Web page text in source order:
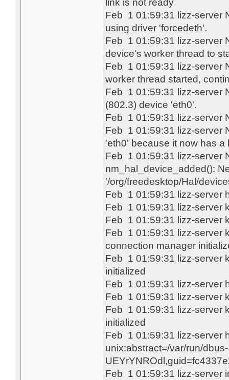
link is not ready
Feb 1 01:59:31 lizz-server
using driver 'forcedeth'.
Feb 1 01:59:31 lizz-server
device's worker thread to
Feb 1 01:59:31 lizz-server
worker thread started,
Feb 1 01:59:31 lizz-server
(802.3) device 'eth0'.
Feb 1 01:59:31 lizz-server
Feb 1 01:59:31 lizz-server
'eth0' because it now has a
Feb 1 01:59:31 lizz-server
nm_hal_device_added():
'/org/freedesktop/Hal/
Feb 1 01:59:31 lizz-server
Feb 1 01:59:31 lizz-server
Feb 1 01:59:31 lizz-server
Feb 1 01:59:31 lizz-server
connection manager
Feb 1 01:59:31 lizz-server
initialized
Feb 1 01:59:31 lizz-server
Feb 1 01:59:31 lizz-server
Feb 1 01:59:31 lizz-server
initialized
Feb 1 01:59:31 lizz-server
unix:abstract=/var/run/dbus-
Feb 1 01:59:31 lizz-server